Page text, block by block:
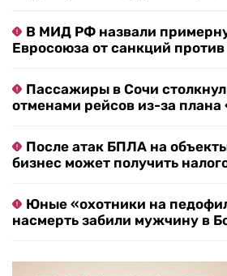
В МИД РФ назвали
Евросоюза от санкций
Пассажиры в Сочи
отменами рейсов из-за плана
После атак БПЛА на
бизнес может получить
Юные «охотники на
насмерть забили мужчину в